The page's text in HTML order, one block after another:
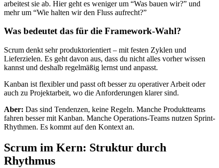
arbeitest sie ab. Hier geht es weniger um “Was bauen wir?” und
mehr um “Wie halten wir den Fluss aufrecht?”
Was bedeutet das für die Framework-Wahl?
Scrum denkt sehr produktorientiert – mit festen Zyklen und
Lieferzielen. Es geht davon aus, dass du nicht alles vorher wissen
kannst und deshalb regelmäßig lernst und anpasst.
Kanban ist flexibler und passt oft besser zu operativer Arbeit oder
auch zu Projektarbeit, wo die Anforderungen klarer sind.
Aber: Das sind Tendenzen, keine Regeln. Manche Produktteams
fahren besser mit Kanban. Manche Operations-Teams nutzen Sprint-
Rhythmen. Es kommt auf den Kontext an.
Scrum im Kern: Struktur durch
Rhythmus